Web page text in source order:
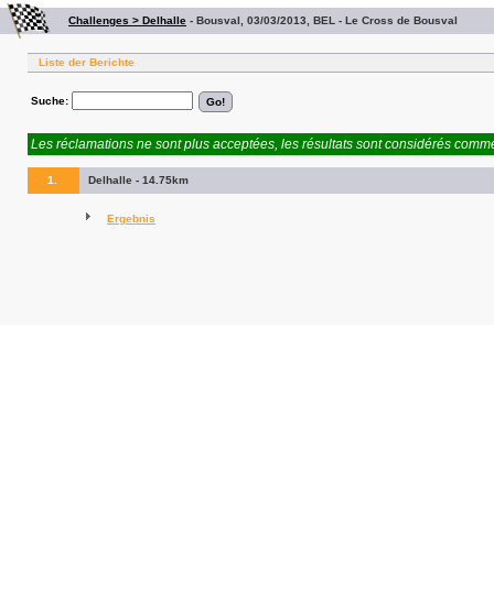
Challenges > Delhalle - Bousval, 03/03/2013, BEL - Le Cross de Bousval
Liste der Berichte
Suche:
Les réclamations ne sont plus acceptées, les résultats sont considérés
1. Delhalle - 14.75km
Ergebnis